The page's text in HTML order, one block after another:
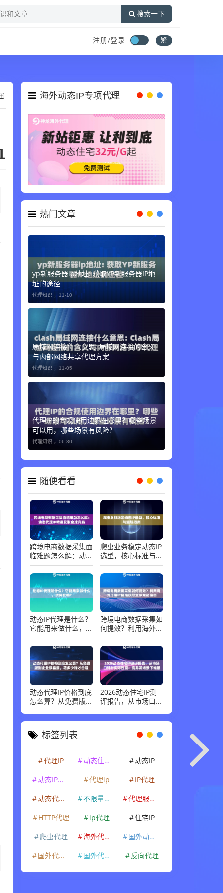
搜索一下
注册/登录 繁
海外动态IP专项代理
热门文章
yp新服务器ip地址: 获取YP新服务器IP地
址的途径
11-10
局域网连接什么意思: 局域网连接的含义
与内部网络共享代理方案
代理IP的合规使用边界在哪里？哪些场景
可以用，哪些场景有风险？
随便看看
跨境电商数据采集面
临难题怎么解：动态
竞品
爬虫业务稳定动态IP
选型，核心标准与避
动态IP代理是什么？
它能用来做什么，优
跨境电商数据采集如
何提效？利用海外代
品信息
动态代理IP价格到底
怎么算？从免费版到
企业级套餐，花多少
钱才合适
2026动态住宅IP测
评报告，从市场口碑
到实际性能：高并发
场景下谁最稳
标签列表
代理IP 动态住宅IP
动态IP
动态IP代理
代理ip
IP代理
动态代理IP
不限量代理IP
代理服务器
HTTP代理
ip代理
住宅IP
爬虫代理
海外代理ip
国外动态IP
国外代理IP
国外代理ip 反向代理